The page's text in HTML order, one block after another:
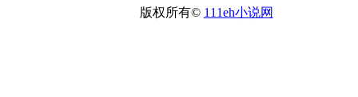
版权所有© 111eh小说网